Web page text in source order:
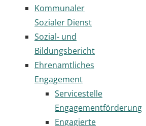
Kommunaler
Sozialer Dienst
Sozial- und
Bildungsbericht
Ehrenamtliches
Engagement
Servicestelle
Engagementförderung
Engagierte